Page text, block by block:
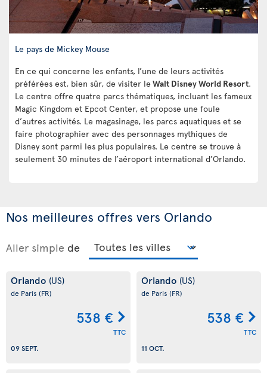
Le pays de Mickey Mouse
En ce qui concerne les enfants, l’une de leurs activités
préférées est, bien sûr, de visiter leWalt Disney World Resort.
Le centre offre quatre parcs thématiques, incluant les fameux
Magic Kingdom et Epcot Center, et propose une foule
d’autres activités. Le magasinage, les parcs aquatiques et se
faire photographier avec des personnages mythiques de
Disney sont parmi les plus populaires. Le centre se trouve à
seulement 30 minutes de l’aéroport international d’Orlando.
Nos meilleures offres vers Orlando
Aller simple de
Orlando (US)
de Paris (FR)
538 €
TTC
09 SEPT.
Orlando (US)
de Paris (FR)
538 €
TTC
11 OCT.